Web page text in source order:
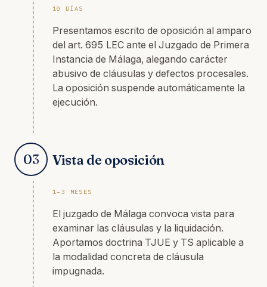
10 DÍAS
Presentamos escrito de oposición al amparo
del art. 695 LEC ante el Juzgado de Primera
Instancia de Málaga, alegando carácter
abusivo de cláusulas y defectos procesales.
La oposición suspende automáticamente la
ejecución.
03 Vista de oposición
1–3 MESES
El juzgado de Málaga convoca vista para
examinar las cláusulas y la liquidación.
Aportamos doctrina TJUE y TS aplicable a
la modalidad concreta de cláusula
impugnada.